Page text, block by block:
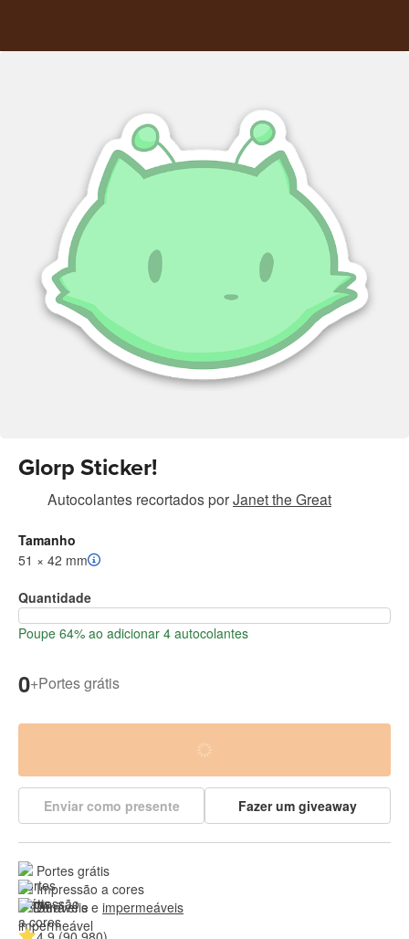
Glorp Sticker!
Autocolantes recortadosporJanet the Great
Tamanho
51 × 42 mm
Quantidade
Poupe 64% ao adicionar 4 autocolantes
0+Portes grátis
Enviar como presente Fazer um giveaway
Portes grátis
Impressão a cores
Duráveis e impermeáveis